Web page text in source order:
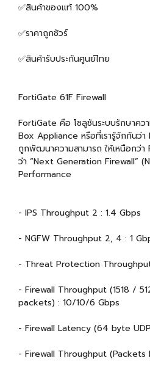
✅สินค้าของแท้ 100%
✅ราคาถูกชัวร์
✅สินค้ารับประกันศูนย์ไทย
FortiGate 61F Firewall
FortiGate คือ โซลูชันระบบรักษาค
Box Appliance หรือที่เรารู้จักกันว่
ถูกพัฒนาความสามารถ ให้เหนือกว่า
ว่า “Next Generation Firewall”
Performance
- IPS Throughput 2 : 1.4 Gbps
- NGFW Throughput 2, 4 : 1
- Threat Protection
- Firewall Throughput (1518 /
packets) : 10/10/6 Gbps
- Firewall Latency (64 byte
- Firewall Throughput (Packets